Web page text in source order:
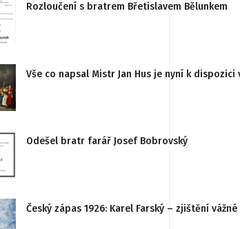
Rozloučení s bratrem Břetislavem Bělunkem
Vše co napsal Mistr Jan Hus je nyní k
Odešel bratr farář Josef Bobrovský
Český zápas 1926: Karel Farský – zjištění